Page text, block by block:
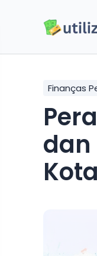
Finanças
dan